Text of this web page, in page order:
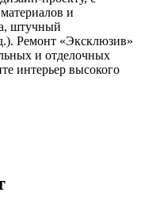
и
штучный
Ремонт «Эксклюзив»
и отделочных
интерьер высокого